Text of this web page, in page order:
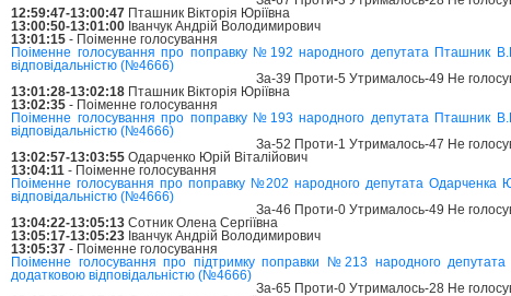
12:59:47-13:00:47 Пташник Вікторія Юріївна
13:00:50-13:01:00 Іванчук Андрій Володимирович
13:01:15 - Поіменне голосування
Поіменне голосування про поправку №192 народного депутата Пташник
відповідальністю (№4666)
За-39 Проти-5 Утрималось-49 Не
13:01:28-13:02:18 Пташник Вікторія Юріївна
13:02:35 - Поіменне голосування
Поіменне голосування про поправку №193 народного депутата Пташник
відповідальністю (№4666)
За-52 Проти-1 Утрималось-47 Не
13:02:57-13:03:55 Одарченко Юрій Віталійович
13:04:11 - Поіменне голосування
Поіменне голосування про поправку №202 народного депутата
відповідальністю (№4666)
За-46 Проти-0 Утрималось-49 Не
13:04:22-13:05:13 Сотник Олена Сергіївна
13:05:17-13:05:23 Іванчук Андрій Володимирович
13:05:37 - Поіменне голосування
Поіменне голосування про підтримку поправки №213 народного
додатковою відповідальністю (№4666)
За-65 Проти-0 Утрималось-28 Не